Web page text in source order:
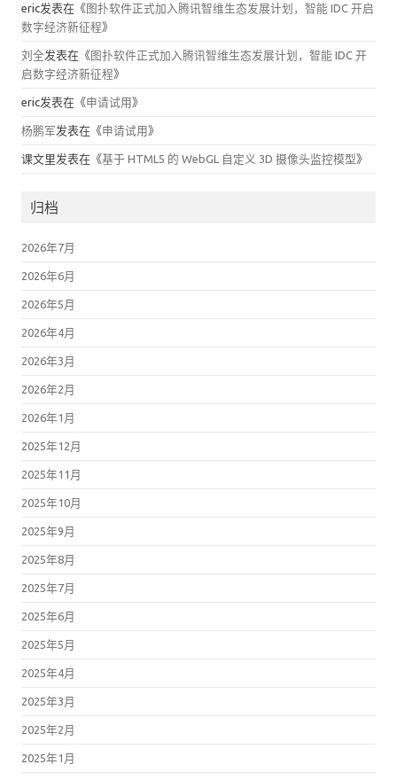
eric发表在《 图扑软件正式加入腾讯智维生态发展计划，智能 IDC 开启
数字经济新征程》
刘全发表在《 图扑软件正式加入腾讯智维生态发展计划，智能 IDC 开
启数字经济新征程》
eric发表在《申请试用 》
杨鹏军发表在《申请试用 》
课文里发表在《基于 HTML5 的 WebGL 自定义 3D 摄像头监控模型》
归档
2026年7月
2026年6月
2026年5月
2026年4月
2026年3月
2026年2月
2026年1月
2025年12月
2025年11月
2025年10月
2025年9月
2025年8月
2025年7月
2025年6月
2025年5月
2025年4月
2025年3月
2025年2月
2025年1月